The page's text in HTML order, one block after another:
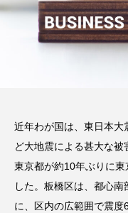
近年わが国は、東日本大
ど大地震による甚大な被
東京都が約10年ぶりに
した。板橋区は、都心
に、区内の広範囲で震度